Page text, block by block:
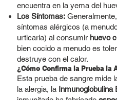
encuentra en la yema del
Los Síntomas:
síntomas alérgicos (a
urticaria) al consumir huevo
bien cocido a menudo es
destruye con el calor.
¿Cómo Confirma la Prueba la
Esta prueba de sangre mide
la alergia, la Inmunoglobulina